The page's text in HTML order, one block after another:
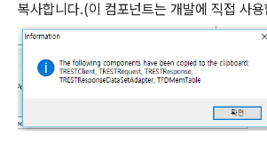
복사합니다.(이 컴포넌트는 개발에 직접 사